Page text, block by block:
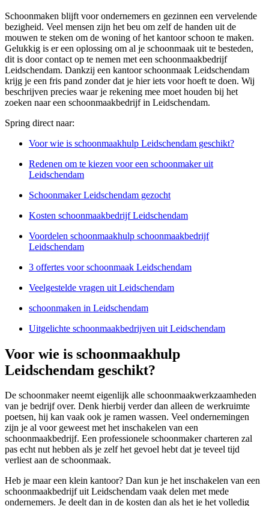
Schoonmaken blijft voor ondernemers en gezinnen een vervelende
bezigheid. Veel mensen zijn het beu om zelf de handen uit de
mouwen te steken om de woning of het kantoor schoon te maken.
Gelukkig is er een oplossing om al je schoonmaak uit te besteden,
dit is door contact op te nemen met een schoonmaakbedrijf
Leidschendam. Dankzij een kantoor schoonmaak Leidschendam
krijg je een fris pand zonder dat je hier iets voor hoeft te doen. Wij
beschrijven precies waar je rekening mee moet houden bij het
zoeken naar een schoonmaakbedrijf in Leidschendam.
Spring direct naar:
Voor wie is schoonmaakhulp Leidschendam geschikt?
Redenen om te kiezen voor een schoonmaker uit
Leidschendam
Schoonmaker Leidschendam gezocht
Kosten schoonmaakbedrijf Leidschendam
Voordelen schoonmaakhulp schoonmaakbedrijf
Leidschendam
3 offertes voor schoonmaak Leidschendam
Veelgestelde vragen uit Leidschendam
schoonmaken in Leidschendam
Uitgelichte schoonmaakbedrijven uit Leidschendam
Voor wie is schoonmaakhulp
Leidschendam geschikt?
De schoonmaker neemt eigenlijk alle schoonmaakwerkzaamheden
van je bedrijf over. Denk hierbij verder dan alleen de werkruimte
poetsen, hij kan vaak ook je ramen wassen. Veel ondernemingen
zijn je al voor geweest met het inschakelen van een
schoonmaakbedrijf. Een professionele schoonmaker charteren zal
pas echt nut hebben als je zelf het gevoel hebt dat je teveel tijd
verliest aan de schoonmaak.
Heb je maar een klein kantoor? Dan kun je het inschakelen van een
schoonmaakbedrijf uit Leidschendam vaak delen met mede
ondernemers. Je deelt dan in de kosten dan als het je het volledig